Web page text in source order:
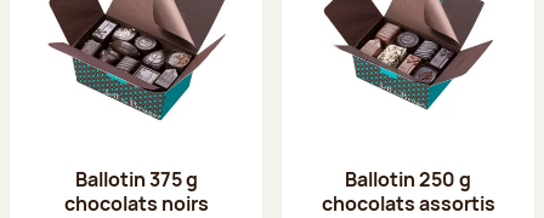
Ballotin 375 g
chocolats noirs
Ballotin 250 g
chocolats assortis